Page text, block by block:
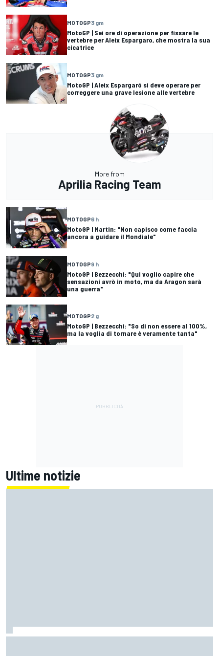
MOTOGP3 gm
MotoGP | Sei ore di operazione per fissare le
vertebre per Aleix Espargaro, che mostra la sua
cicatrice
MOTOGP3 gm
MotoGP | Aleix Espargaró si deve operare per
correggere una grave lesione alle vertebre
More from
Aprilia Racing Team
MOTOGP6 h
MotoGP | Martin: "Non capisco come faccia
ancora a guidare il Mondiale"
MOTOGP9 h
MotoGP | Bezzecchi: "Qui voglio capire che
sensazioni avrò in moto, ma da Aragon sarà
una guerra"
MOTOGP2 g
MotoGP | Bezzecchi: "So di non essere al 100%,
ma la voglia di tornare è veramente tanta"
Ultime notizie